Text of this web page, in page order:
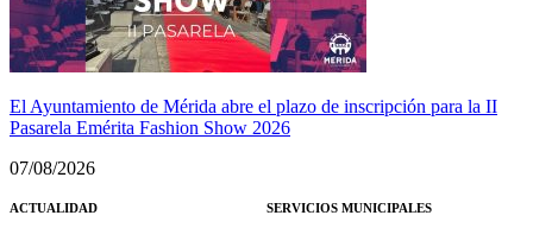
El Ayuntamiento de Mérida abre el plazo de inscripción para la II
Pasarela Emérita Fashion Show 2026
07/08/2026
ACTUALIDAD SERVICIOS MUNICIPALES